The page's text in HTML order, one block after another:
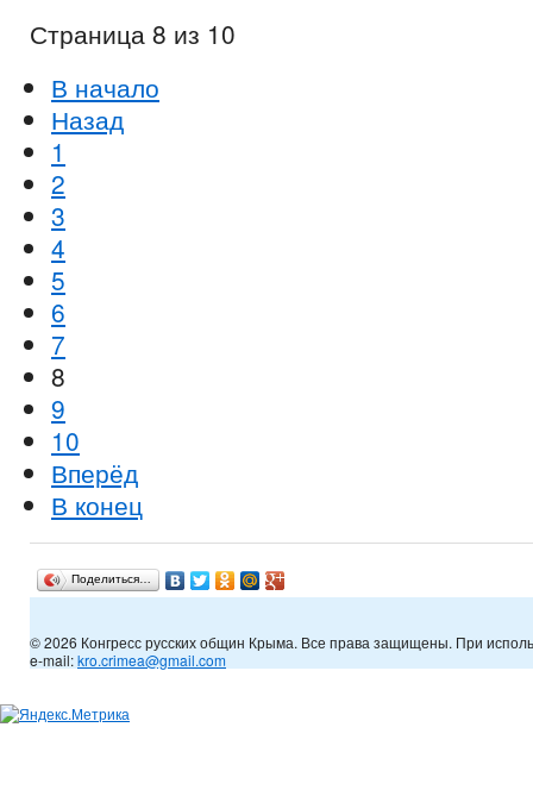
Страница 8 из 10
В начало
Назад
1
2
3
4
5
6
7
8
9
10
Вперёд
В конец
Поделиться…
© 2026 Конгресс русских общин Крыма. Все права защищены. При
e-mail:kro.crimea@gmail.com